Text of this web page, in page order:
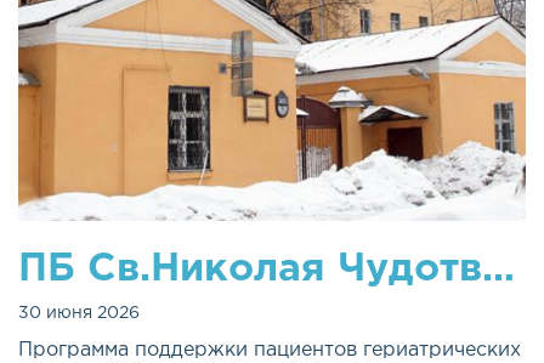
ПБ Св.Николая Чудотворца
30 июня 2026
Программа поддержки пациентов гериатрических